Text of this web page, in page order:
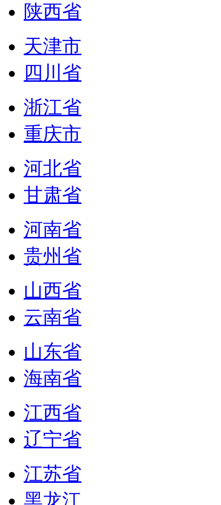
陕西省
天津市
四川省
浙江省
重庆市
河北省
甘肃省
河南省
贵州省
山西省
云南省
山东省
海南省
江西省
辽宁省
江苏省
黑龙江